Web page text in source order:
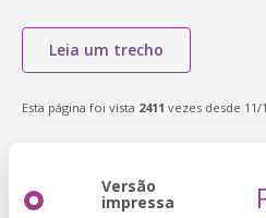
Leia um trecho
Esta página foi vista 2411 vezes desde 11/
Versão
impressa